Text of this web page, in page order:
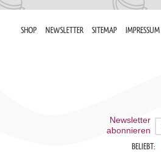
SHOP NEWSLETTER SITEMAP IMPRESSUM
Newsletter
abonnieren
BELIEBT: